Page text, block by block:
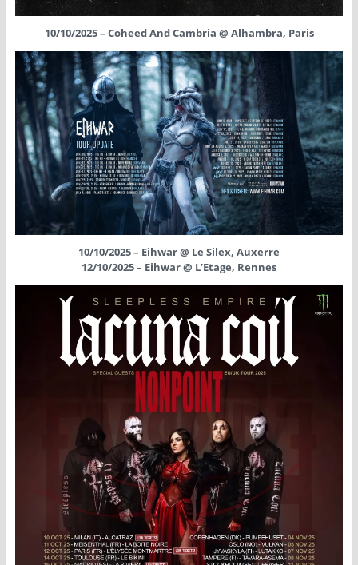
10/10/2025 – Coheed And Cambria @ Alhambra, Paris
10/10/2025 – Eihwar @ Le Silex, Auxerre
12/10/2025 – Eihwar @ L’Etage, Rennes